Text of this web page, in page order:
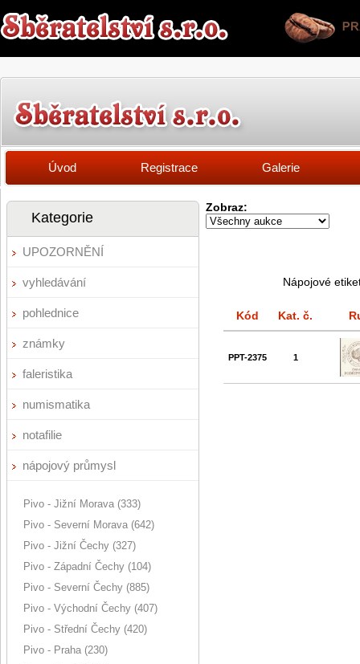
Úvod Registrace Galerie
Kategorie
UPOZORNĚNÍ
vyhledávání
pohlednice
známky
faleristika
numismatika
notafilie
nápojový průmysl
Pivo - Jižní Morava (333)
Pivo - Severní Morava (642)
Pivo - Jižní Čechy (327)
Pivo - Západní Čechy (104)
Pivo - Severní Čechy (885)
Pivo - Východní Čechy (407)
Pivo - Střední Čechy (420)
Pivo - Praha (230)
Zobraz:
Nápojové
Kód Kat. č.
PPT-2375 1